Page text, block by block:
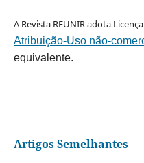
A Revista REUNIR adota Licença
Atribuição-Uso não-
equivalente.
Artigos Semelhantes